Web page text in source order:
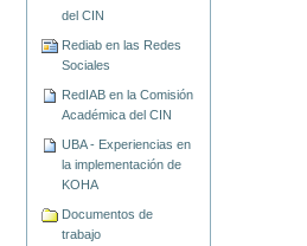
del CIN
Rediab en las Redes
Sociales
RedIAB en la Comisión
Académica del CIN
UBA - Experiencias en
la implementación de
KOHA
Documentos de
trabajo